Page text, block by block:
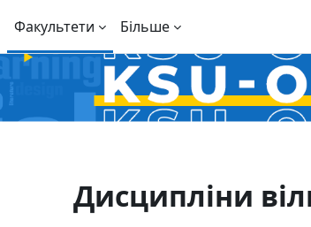
Факультети Більше
Дисципліни